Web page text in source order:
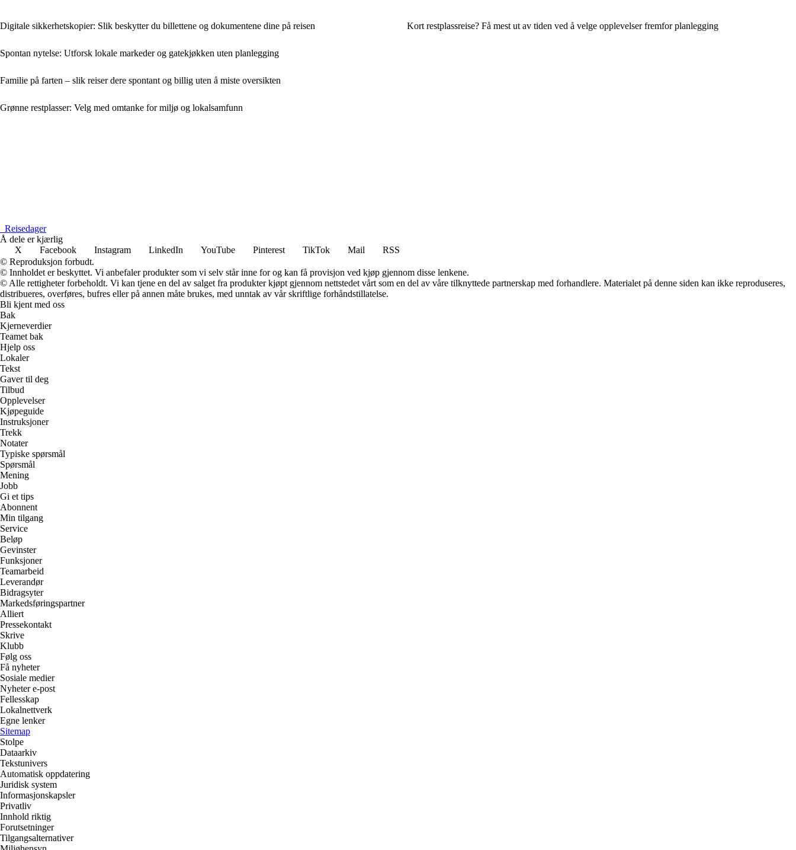
Digitale sikkerhetskopier: Slik beskytter du billettene og dokumentene dine på reisen
Spontan nytelse: Utforsk lokale markeder og gatekjøkken uten planlegging
Familie på farten – slik reiser dere spontant og billig uten å miste oversikten
Grønne restplasser: Velg med omtanke for miljø og lokalsamfunn
Kort restplassreise? Få mest ut av tiden ved å velge opplevelser fremfor planlegging
Reisedager
Å dele er kjærlig
X
Facebook Instagram LinkedIn YouTube Pinterest TikTok Mail
RSS
© Reproduksjon forbudt.
© Innholdet er beskyttet. Vi anbefaler produkter som vi selv står inne for og kan få provisjon ved kjøp gjennom disse lenkene.
© Alle rettigheter forbeholdt. Vi kan tjene en del av salget fra produkter kjøpt gjennom nettstedet vårt som en del av våre tilknyttede partnerskap med forhandlere. Materialet på denne siden kan ikke reproduseres,
distribueres, overføres, bufres eller på annen måte brukes, med unntak av vår skriftlige forhåndstillatelse.
Bli kjent med oss
Bak
Kjerneverdier
Teamet bak
Hjelp oss
Lokaler
Tekst
Gaver til deg
Tilbud
Opplevelser
Kjøpeguide
Instruksjoner
Trekk
Notater
Typiske spørsmål
Spørsmål
Mening
Jobb
Gi et tips
Abonnent
Min tilgang
Service
Beløp
Gevinster
Funksjoner
Teamarbeid
Leverandør
Bidragsyter
Markedsføringspartner
Alliert
Pressekontakt
Skrive
Klubb
Følg oss
Få nyheter
Sosiale medier
Nyheter e-post
Fellesskap
Lokalnettverk
Egne lenker
Sitemap
Stolpe
Dataarkiv
Tekstunivers
Automatisk oppdatering
Juridisk system
Informasjonskapsler
Privatliv
Innhold riktig
Forutsetninger
Tilgangsalternativer